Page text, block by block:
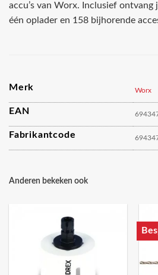
accu’s van Worx. Inclusief ontvang
één oplader en 158 bijhorende
Merk Worx
EAN
Fabrikantcode
Anderen bekeken ook